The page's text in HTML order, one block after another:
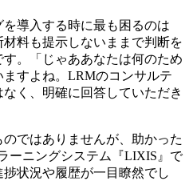
導入する時に最も困るのは
材料も提示しないままで判断を
。「じゃああなたは何のため
すよね。LRMのコンサルテ
く、明確に回答していただき
ではありませんが、助かった
ーニングシステム『LIXIS』で
状況や履歴が一目瞭然でし